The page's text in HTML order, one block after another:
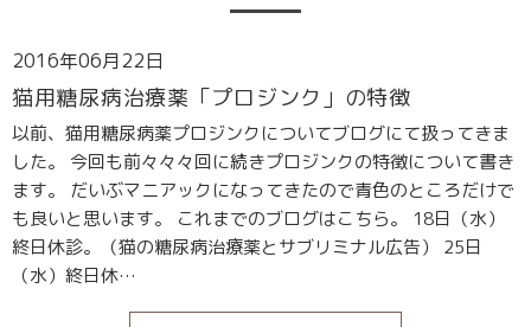
2016年06月22日
猫用糖尿病治療薬「プロジンク」の特徴
以前、猫用糖尿病薬プロジンクについてブログにて扱ってきま
した。 今回も前々々々回に続きプロジンクの特徴について書き
ます。 だいぶマニアックになってきたので青色のところだけで
も良いと思います。 これまでのブログはこちら。 18日（水）
終日休診。（猫の糖尿病治療薬とサブリミナル広告） 25日
（水）終日休…